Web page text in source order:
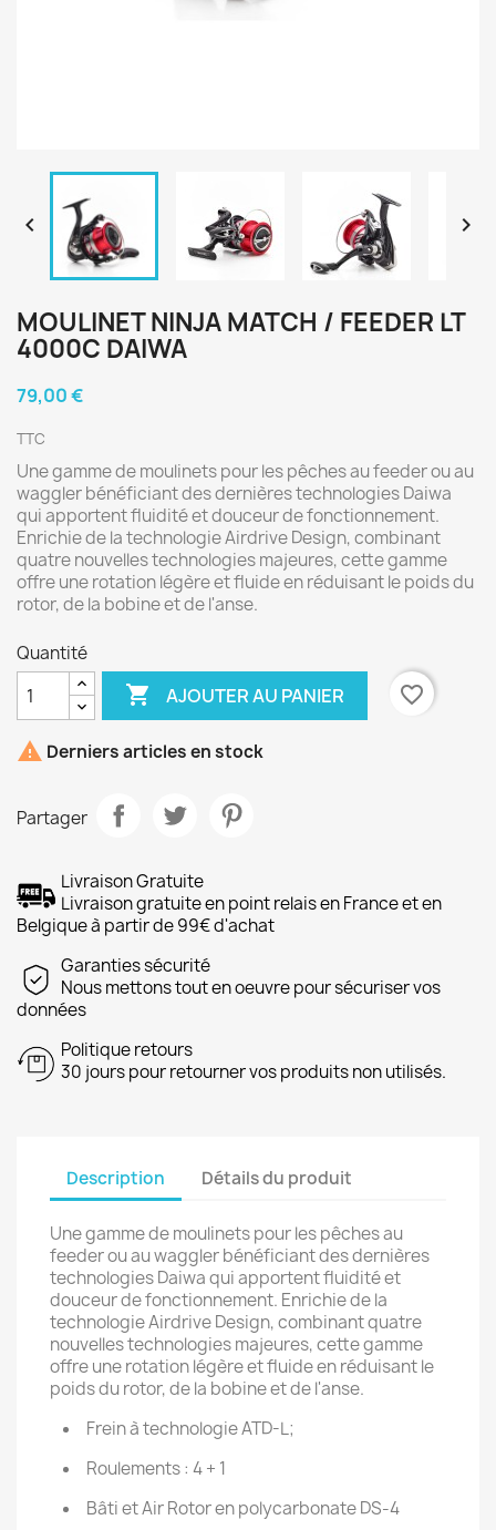
 
MOULINET NINJA MATCH / FEEDER LT
4000C DAIWA
79,00 €
TTC
Une gamme de moulinets pour les pêches au feeder ou au
waggler bénéficiant des dernières technologies Daiwa
qui apportent fluidité et douceur de fonctionnement.
Enrichie de la technologie Airdrive Design, combinant
quatre nouvelles technologies majeures, cette gamme
offre une rotation légère et fluide en réduisant le poids du
rotor, de la bobine et de l'anse.
Quantité
 AJOUTER AU PANIER favorite_border
 Derniers articles en stock
Partager
Livraison Gratuite
Livraison gratuite en point relais en France et en
Belgique à partir de 99€ d'achat
Garanties sécurité
Nous mettons tout en oeuvre pour sécuriser vos
données
Politique retours
30 jours pour retourner vos produits non utilisés.
Description Détails du produit
Une gamme de moulinets pour les pêches au
feeder ou au waggler bénéficiant des dernières
technologies Daiwa qui apportent fluidité et
douceur de fonctionnement. Enrichie de la
technologie Airdrive Design, combinant quatre
nouvelles technologies majeures, cette gamme
offre une rotation légère et fluide en réduisant le
poids du rotor, de la bobine et de l'anse.
Frein à technologie ATD-L;
Roulements : 4 + 1
Bâti et Air Rotor en polycarbonate DS-4